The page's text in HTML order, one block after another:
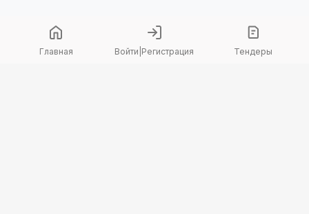
Главная Войти Регистрация Тендеры